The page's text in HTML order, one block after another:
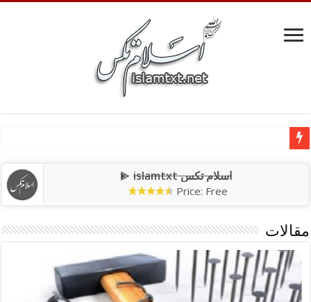
اسلام تکس islamtxt
Price: Free
مقالات